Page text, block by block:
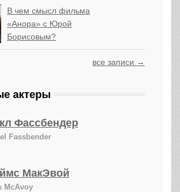
В чем смысл фильма
«Анора» с Юрой
Борисовым?
все записи →
актеры
Фассбендер
Fassbender
МакЭвой
McAvoy